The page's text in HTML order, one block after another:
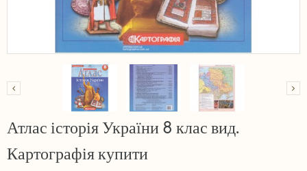
Атлас історія України 8 клас вид.
Картографія купити